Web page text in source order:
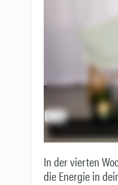
In der vierten
die Energie in